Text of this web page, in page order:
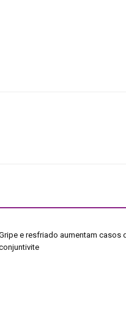
e resfriado aumentam casos